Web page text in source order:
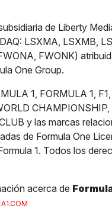
de Liberty
LSXMA, LSXMB,
FWONK)
One Group.
1, FORMULA 1,
y las marcas
de Formula One
1. Todos los
acerca de